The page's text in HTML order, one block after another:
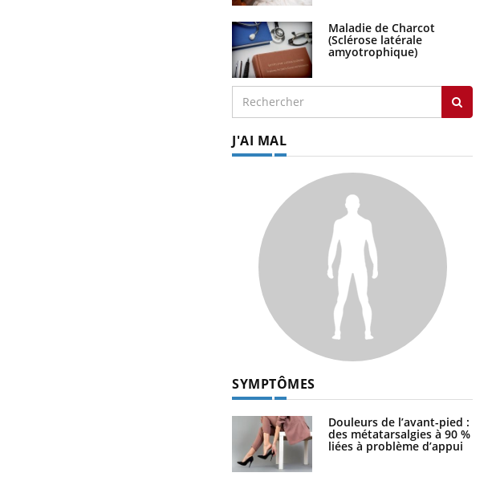
Maladie de Charcot
(Sclérose latérale
amyotrophique)
J'AI MAL
SYMPTÔMES
Douleurs de l’avant-pied :
des métatarsalgies à 90 %
liées à problème d’appui